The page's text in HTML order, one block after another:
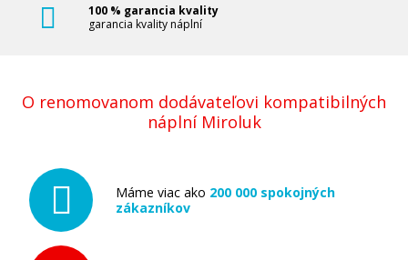
100 % garancia kvality
garancia kvality náplní
O renomovanom dodávateľovi kompatibilných
náplní Miroluk
Máme viac ako 200 000 spokojných
zákazníkov